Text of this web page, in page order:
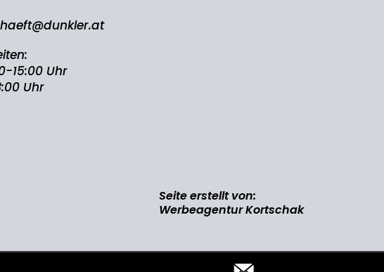
15:00 Uhr
Uhr
Seite erstellt von:
Werbeagentur Kortschak